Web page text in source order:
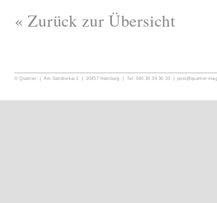
« Zurück zur Übersicht
© Quartier | Am Sandtorkai 1 | 20457 Hamburg | Tel. 040.30 39 30 33 |post@quartier-